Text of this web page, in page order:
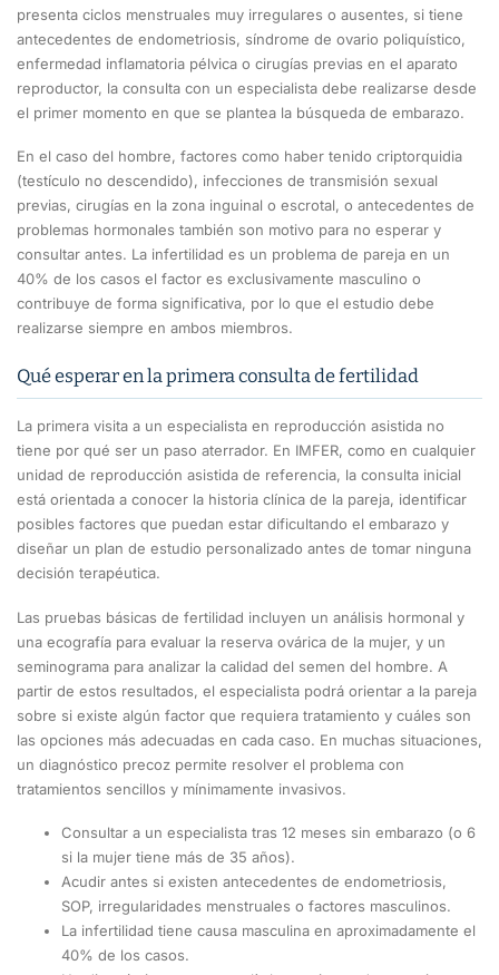
presenta ciclos menstruales muy irregulares o ausentes, si tiene
antecedentes de endometriosis, síndrome de ovario poliquístico,
enfermedad inflamatoria pélvica o cirugías previas en el aparato
reproductor, la consulta con un especialista debe realizarse desde
el primer momento en que se plantea la búsqueda de embarazo.
En el caso del hombre, factores como haber tenido criptorquidia
(testículo no descendido), infecciones de transmisión sexual
previas, cirugías en la zona inguinal o escrotal, o antecedentes de
problemas hormonales también son motivo para no esperar y
consultar antes. La infertilidad es un problema de pareja en un
40% de los casos el factor es exclusivamente masculino o
contribuye de forma significativa, por lo que el estudio debe
realizarse siempre en ambos miembros.
Qué esperar en la primera consulta de fertilidad
La primera visita a un especialista en reproducción asistida no
tiene por qué ser un paso aterrador. En IMFER, como en cualquier
unidad de reproducción asistida de referencia, la consulta inicial
está orientada a conocer la historia clínica de la pareja, identificar
posibles factores que puedan estar dificultando el embarazo y
diseñar un plan de estudio personalizado antes de tomar ninguna
decisión terapéutica.
Las pruebas básicas de fertilidad incluyen un análisis hormonal y
una ecografía para evaluar la reserva ovárica de la mujer, y un
seminograma para analizar la calidad del semen del hombre. A
partir de estos resultados, el especialista podrá orientar a la pareja
sobre si existe algún factor que requiera tratamiento y cuáles son
las opciones más adecuadas en cada caso. En muchas situaciones,
un diagnóstico precoz permite resolver el problema con
tratamientos sencillos y mínimamente invasivos.
Consultar a un especialista tras 12 meses sin embarazo (o 6
si la mujer tiene más de 35 años).
Acudir antes si existen antecedentes de endometriosis,
SOP, irregularidades menstruales o factores masculinos.
La infertilidad tiene causa masculina en aproximadamente el
40% de los casos.